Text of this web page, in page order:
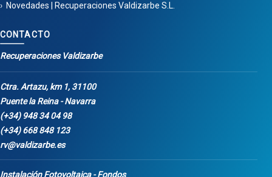
Novedades | Recuperaciones Valdizarbe S.L.
CONTACTO
Recuperaciones Valdizarbe
Ctra. Artazu, km 1, 31100
Puente la Reina - Navarra
(+34) 948 34 04 98
(+34) 668 848 123
rv@valdizarbe.es
Instalación Fotovoltaica - Fondos